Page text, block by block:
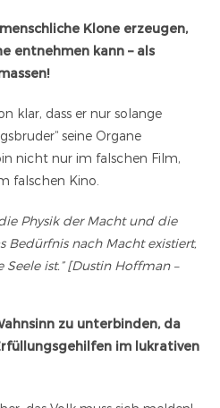
Klone erzeugen,
entnehmen kann – als
klar, dass er nur solange
seine Organe
nicht nur im falschen Film,
falschen Kino.
Physik der Macht und die
Bedürfnis nach Macht existiert,
Seele ist.” [Dustin Hoffman –
zu unterbinden, da
im lukrativen